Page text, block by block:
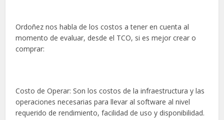
Ordoñez nos habla de los costos a tener en cuenta al
momento de evaluar, desde el TCO, si es mejor crear o
comprar:
Costo de Operar: Son los costos de la infraestructura y las
operaciones necesarias para llevar al software al nivel
requerido de rendimiento, facilidad de uso y disponibilidad.